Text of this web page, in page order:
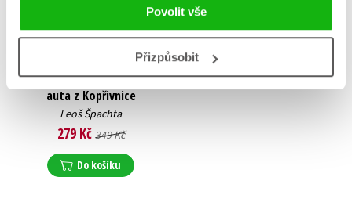
Povolit vše
Přizpůsobit
Vystřihovánky - Slavná
auta z Kopřivnice
Leoš Špachta
279 Kč 349 Kč
Do košíku